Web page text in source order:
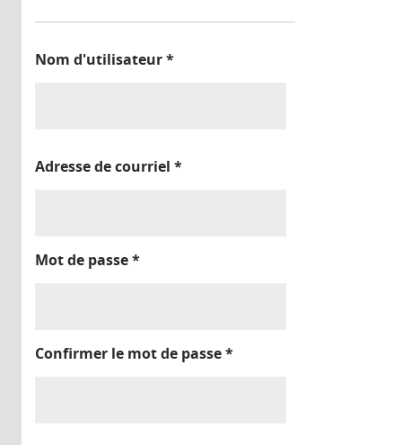
Nom d'utilisateur*
Adresse de courriel *
Mot de passe*
Confirmer le mot de passe*